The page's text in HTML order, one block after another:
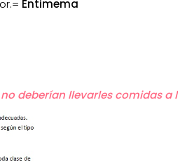
Entimema
deberían llevarles comidas a